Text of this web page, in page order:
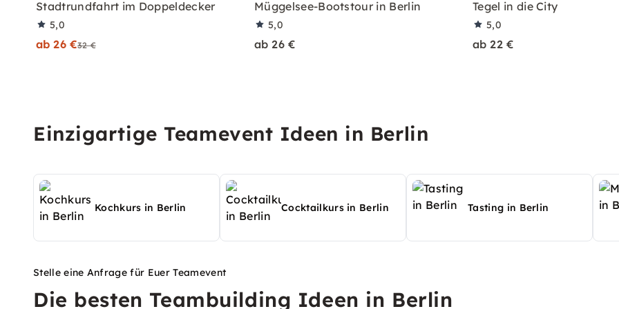
Stadtrundfahrt im Doppeldecker
5,0
ab 26 €32 €
Müggelsee-Bootstour in Berlin
5,0
ab 26 €
Tegel in die City
5,0
ab 22 €
Einzigartige Teamevent Ideen in Berlin
Kochkurs in Berlin Cocktailkurs in Berlin Tasting in Berlin
Stelle eine Anfrage für Euer Teamevent
Die besten Teambuilding Ideen in Berlin